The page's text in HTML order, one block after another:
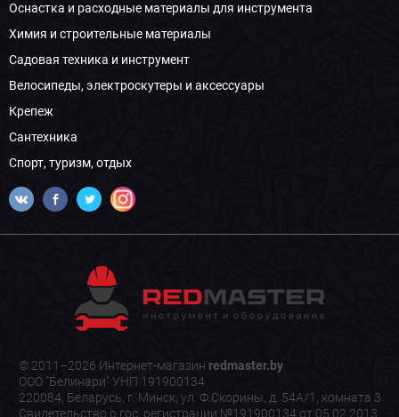
Оснастка и расходные материалы для инструмента
Химия и строительные материалы
Садовая техника и инструмент
Велосипеды, электроскутеры и аксессуары
Крепеж
Сантехника
Спорт, туризм, отдых
© 2011–2026 Интернет-магазин redmaster.by.
ООО "Белинари" УНП 191900134
220084, Беларусь, г. Минск, ул. Ф.Скорины, д. 54А/1, комната 3
Свидетельство о гос. регистрации №191900134 от 05.02.2013